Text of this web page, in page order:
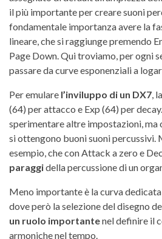
il più importante per creare suoni
fondamentale importanza avere la
lineare, che si raggiunge premendo
Page Down. Qui troviamo, per ogni
passare da curve esponenziali a
Per emulare l’inviluppo di un DX7 ,
(64) per attacco e Exp (64) per
sperimentare altre impostazioni, ma
si ottengono buoni suoni percussivi.
esempio, che con Attack a zero e
paraggidella percussione di un
Meno importante è la curva
dove però la selezione del disegno
un ruolo importantenel definire il
armoniche nel tempo.